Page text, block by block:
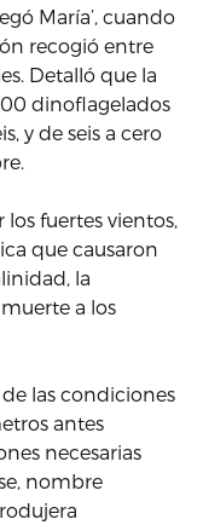
María’, cuando
recogió entre
Detalló que la
dinoflagelados
y de seis a cero
fuertes vientos,
que causaron
la
a los
las condiciones
antes
necesarias
nombre